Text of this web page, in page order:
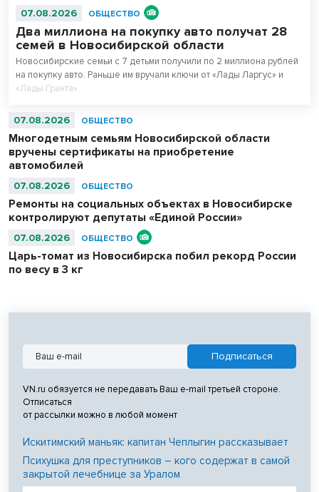
07.08.2026 ОБЩЕСТВО
Два миллиона на покупку авто получат 28
семей в Новосибирской области
Новосибирские семьи с 7 детьми получили по 2 миллиона рублей
на покупку авто. Раньше им вручали ключи от «Лады Ларгус» и
«Лады Гранта».
07.08.2026 ОБЩЕСТВО
Многодетным семьям Новосибирской области
вручены сертификаты на приобретение
автомобилей
07.08.2026 ОБЩЕСТВО
Ремонты на социальных объектах в Новосибирске
контролируют депутаты «Единой России»
07.08.2026 ОБЩЕСТВО
Царь-томат из Новосибирска побил рекорд России
по весу в 3 кг
VN.ru обязуется не передавать Ваш e-mail третьей стороне.
Отписаться
от рассылки можно в любой момент
Искитимский маньяк: капитан Чеплыгин рассказывает
Психушка для преступников – кого содержат в самой
закрытой лечебнице за Уралом